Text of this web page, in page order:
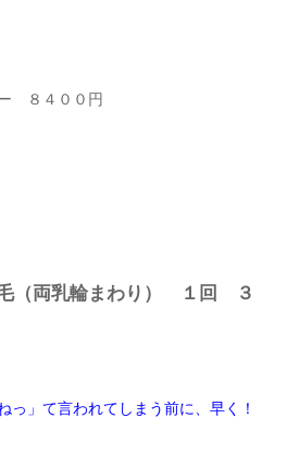
８４００円
（両乳輪まわり） １回 ３
っ」て言われてしまう前に、早く！